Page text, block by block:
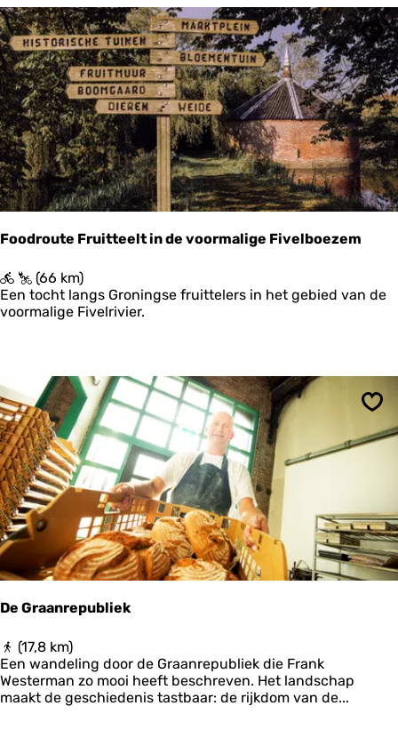
t
e
'
R
i
j
k
d
o
m
z
o
v
e
r
e
t
o
e
i
k
t
'
Foodroute Fruitteelt in de voormalige Fivelboezem
F
o
o
t
e
F
r
u
i
t
t
e
e
l
t
i
n
e
v
o
o
(66 km)
Een tocht langs Groningse fruittelers in het gebied van de
voormalige Fivelrivier.
De Graanrepubliek
D
e
G
r
(17,8 km)
Een wandeling door de Graanrepubliek die Frank
Westerman zo mooi heeft beschreven. Het landschap
maakt de geschiedenis tastbaar: de rijkdom van de...